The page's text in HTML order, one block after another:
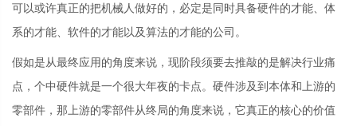
可以或许真正的把机械人做好的，必定是同时具备硬件的才能、体
系的才能、软件的才能以及算法的才能的公司。
假如是从最终应用的角度来说，现阶段须要去推敲的是解决行业痛
点，个中硬件就是一个很大年夜的卡点。硬件涉及到本体和上游的
零部件，那上游的零部件从终局的角度来说，它真正的核心的价值